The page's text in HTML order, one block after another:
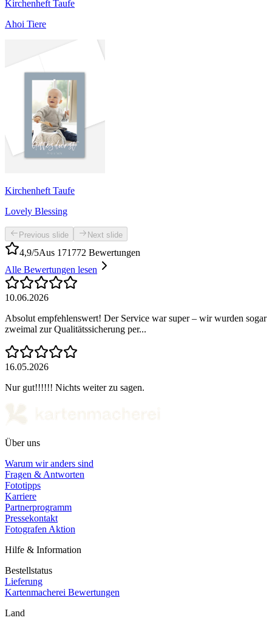
Kirchenheft Taufe
Ahoi Tiere
Kirchenheft Taufe
Lovely Blessing
Previous slide Next slide
4,9/5Aus 171772 Bewertungen
Alle Bewertungen lesen
10.06.2026
Absolut empfehlenswert! Der Service war super – wir wurden sogar
zweimal zur Qualitätssicherung per...
16.05.2026
Nur gut!!!!!! Nichts weiter zu sagen.
Über uns
Warum wir anders sind
Fragen & Antworten
Fototipps
Karriere
Partnerprogramm
Pressekontakt
Fotografen Aktion
Hilfe & Information
Bestellstatus
Lieferung
Kartenmacherei Bewertungen
Land